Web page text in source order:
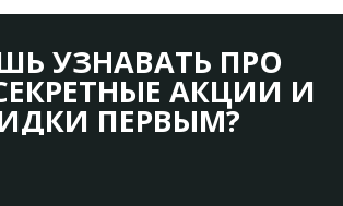
УЗНАВАТЬ ПРО
АКЦИИ И
ПЕРВЫМ?